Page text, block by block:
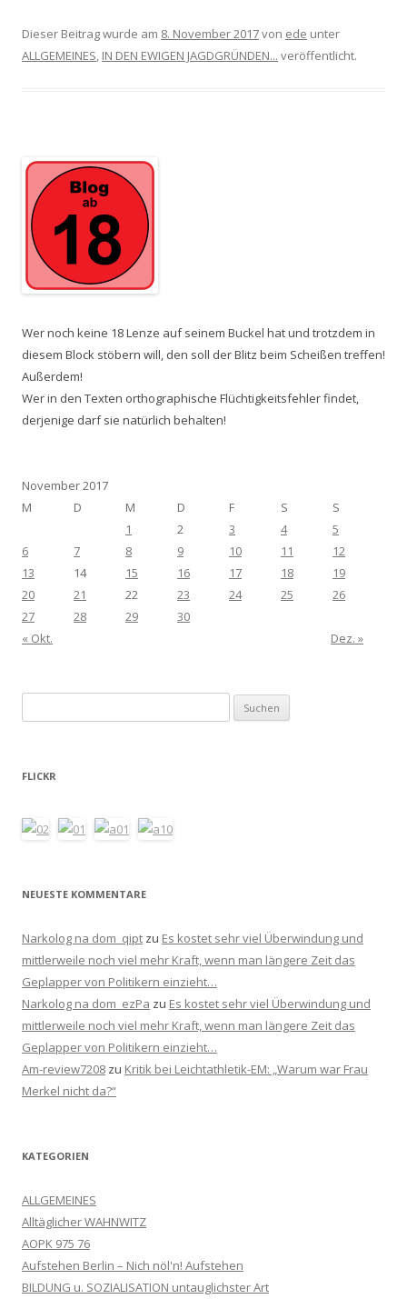
Dieser Beitrag wurde am 8. November 2017von ede unter
ALLGEMEINES, IN DEN EWIGEN JAGDGRÜNDEN... veröffentlicht.
Wer noch keine 18 Lenze auf seinem Buckel hat und trotzdem in
diesem Block stöbern will, den soll der Blitz beim Scheißen treffen!
Außerdem!
Wer in den Texten orthographische Flüchtigkeitsfehler findet,
derjenige darf sie natürlich behalten!
November 2017
M
D M D F S
S
1
2 3 4
5
6
7 8 9 10 11
12
13
14 15 16 17 18
19
20
21 22 23 24 25
26
27
28 29
30
« Okt.
Dez. »
nach:
FLICKR
NEUESTE KOMMENTARE
Narkolog na dom_qipt zu Es kostet sehr viel Überwindung und
mittlerweile noch viel mehr Kraft, wenn man längere Zeit das
Geplapper von Politikern einzieht…
Narkolog na dom_ezPa zu Es kostet sehr viel Überwindung und
mittlerweile noch viel mehr Kraft, wenn man längere Zeit das
Geplapper von Politikern einzieht…
Am-review7208 zu Kritik bei Leichtathletik-EM: „Warum war Frau
Merkel nicht da?“
KATEGORIEN
ALLGEMEINES
Alltäglicher WAHNWITZ
AOPK 975 76
Aufstehen Berlin – Nich nöl'n! Aufstehen
BILDUNG u. SOZIALISATION untauglichster Art